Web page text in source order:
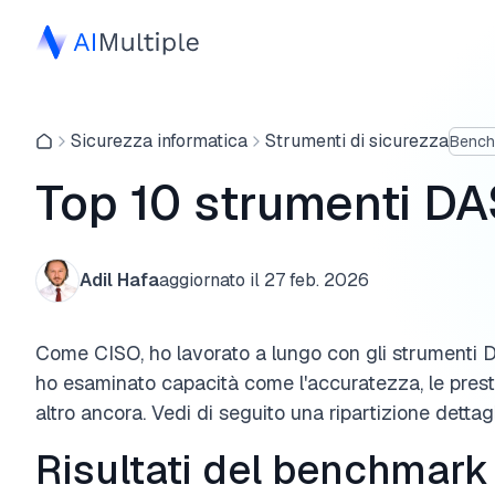
Sicurezza informatica Strumenti di sicurezza
Top 10 strumenti
Adil Hafaaggiornato il 27 feb. 2026
Come CISO, ho lavorato a lungo con gli strumenti
ho esaminato capacità come l'accuratezza, le
altro ancora. Vedi di seguito una ripartizione
Risultati del benchmark